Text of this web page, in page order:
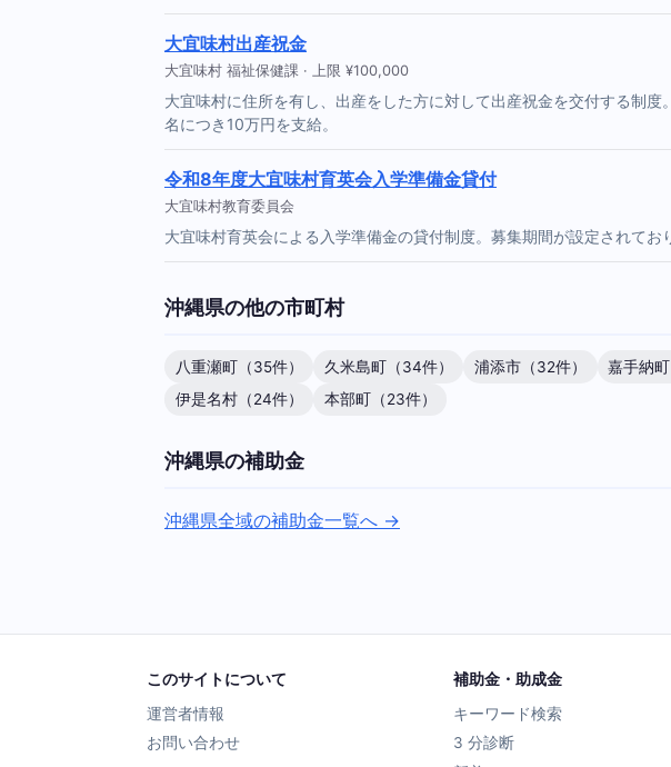
大宜味村出産祝金
大宜味村 福祉保健課 · 上限 ¥100,000
大宜味村に住所を有し、出産をした方に対して出産祝金を交付する制
名につき10万円を支給。
令和8年度大宜味村育英会入学準備金貸付
大宜味村教育委員会
大宜味村育英会による入学準備金の貸付制度。募集期間が設定されてお
沖縄県の他の市町村
八重瀬町（35件） 久米島町（34件） 浦添市（32件） 嘉手納町
伊是名村（24件）
本部町（23件）
沖縄県の補助金
沖縄県全域の補助金一覧へ →
このサイトについて
運営者情報
お問い合わせ
補助金・助成金
キーワード検索
3 分診断